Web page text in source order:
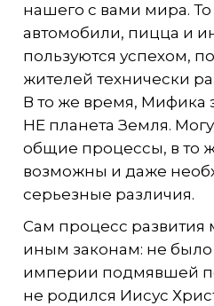
нашего с вами мира.
автомобили, пицца и
пользуются успехом,
жителей технически
В то же время, Мифика
НЕ планета Земля.
общие процессы, в то
возможны и даже
серьезные различия.
Сам процесс
иным законам: не
империи подмявшей
не родился Иисус